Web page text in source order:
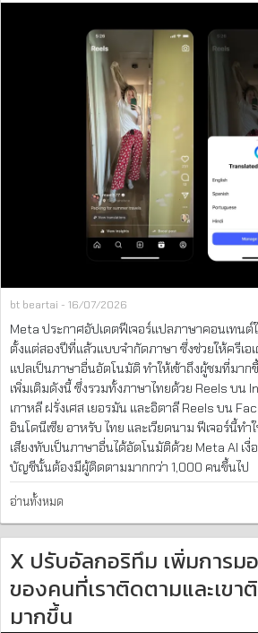
bt beartai - 16/07/2026
Meta ประกาศอัปเดตฟีเจอร์แปลภาษาคอนเทนต์
ตั้งแต่สองปีที่แล้วแบบจำกัดภาษา ซึ่งช่วยให้ครีเอ
แปลเป็นภาษาอื่นอัตโนมัติ ทำให้เข้าถึงผู้ชมที่มา
เพิ่มเติมดังนี้ ซึ่งรวมทั้งภาษาไทยด้วย Reels บน
เกาหลี ฝรั่งเศส เยอรมัน และอิตาลี Reels บน
อินโดนีเซีย อาหรับ ไทย และเวียดนาม ฟีเจอร์นี้ท
เสียงทับเป็นภาษาอื่นได้อัตโนมัติด้วย Meta AI เ
บัญชีนั้นต้องมีผู้ติดตามมากกว่า 1,000 คนขึ้นไป
อ่านทั้งหมด
X ปรับอัลกอริทึม เพิ่มการม
ของคนที่เราติดตามและเข
มากขึ้น